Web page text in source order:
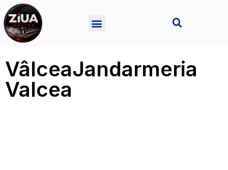
VâlceaJandarmeria
Valcea